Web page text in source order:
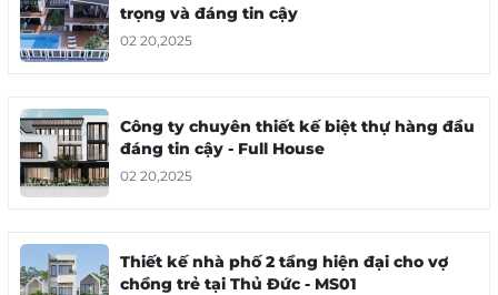
trọn gói tại TPHCM uy tín hiện nay?
02 20,2025
03 20,2024
trọng và đáng tin cậy
02 20,2025
Công ty chuyên thiết kế biệt thự hàng đầu
đáng tin cậy - Full House
02 20,2025
Thiết kế nhà phố 2 tầng hiện đại cho vợ
chồng trẻ tại Thủ Đức - MS01